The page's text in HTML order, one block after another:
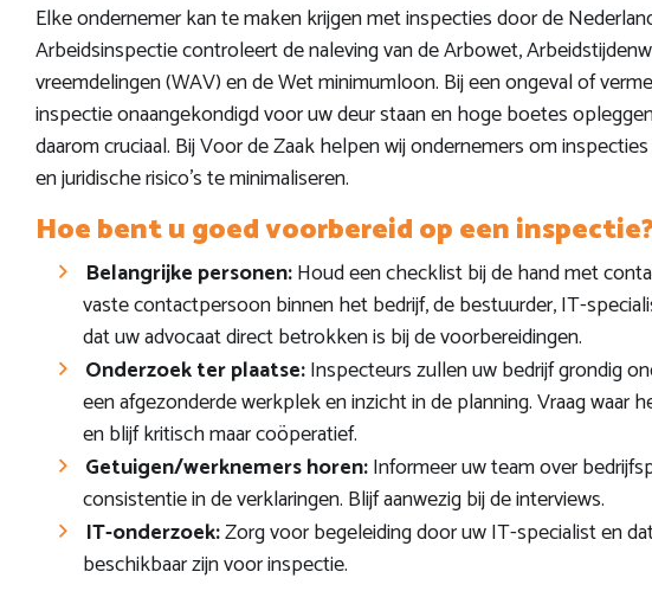
Elke ondernemer kan te maken krijgen met inspecties door de
Arbeidsinspectie controleert de naleving van de Arbowet,
vreemdelingen (WAV) en de Wet minimumloon. Bij een ongeval of
inspectie onaangekondigd voor uw deur staan en hoge boetes
daarom cruciaal. Bij Voor de Zaak helpen wij ondernemers om
en juridische risico’s te minimaliseren.
Hoe bent u goed voorbereid op een
Belangrijke personen:Houd een checklist bij de hand met
vaste contactpersoon binnen het bedrijf, de bestuurder, IT-
dat uw advocaat direct betrokken is bij de voorbereidingen.
Onderzoek ter plaatse:Inspecteurs zullen uw bedrijf grondig
een afgezonderde werkplek en inzicht in de planning. Vraag waar
en blijf kritisch maar coöperatief.
Getuigen/werknemers horen:Informeer uw team over
consistentie in de verklaringen. Blijf aanwezig bij de interviews.
IT-onderzoek:Zorg voor begeleiding door uw IT-specialist en
beschikbaar zijn voor inspectie.